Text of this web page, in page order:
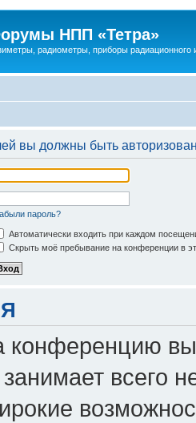
НПП «Тетра»
радиометры, приборы радиационного
вы должны быть
пароль?
Автоматически входить при каждом
Скрыть моё пребывание на конференции в
конференцию
всего